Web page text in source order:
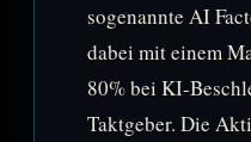
sogenannte AI
dabei mit einem
80% bei KI-
Taktgeber. Die